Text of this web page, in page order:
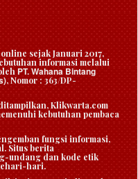
sejak Januari 2017,
informasi melalui
PT. Wahana Bintang
, Nomor : 363/DP-
Klikwarta.com
kebutuhan pembaca
fungsi informasi,
Situs berita
undang dan kode etik
hari.